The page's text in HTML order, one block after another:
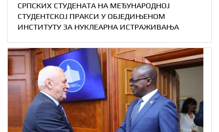
СРПСКИХ СТУДЕНАТА НА МЕЂУНАРОДНОЈ
СТУДЕНТСКОЈ ПРАКСИ У ОБЈЕДИЊЕНОМ
ИНСТИТУТУ ЗА НУКЛЕАРНА ИСТРАЖИВАЊА